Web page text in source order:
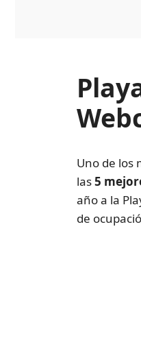
Uno de los
las5
año a la
de